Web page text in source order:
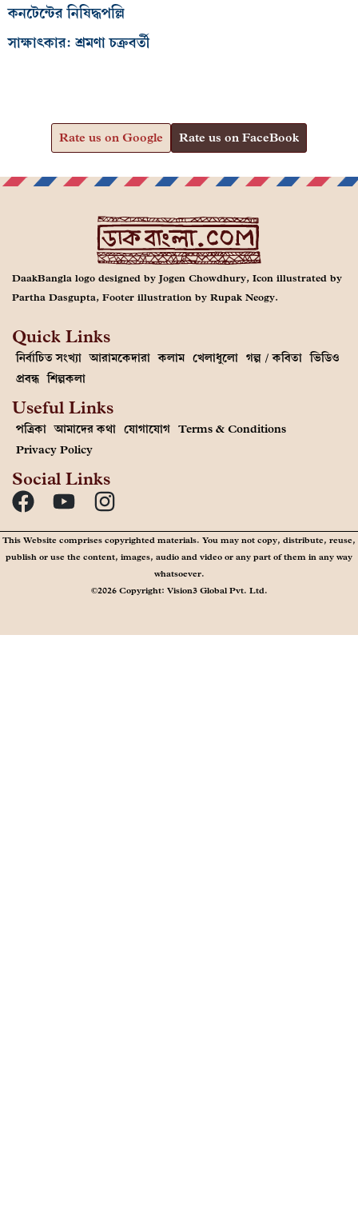
কনটেন্টের নিষিদ্ধপল্লি
সাক্ষাৎকার: শ্রমণা চক্রবর্তী
Rate us on Google Rate us on FaceBook
DaakBangla logo designed by Jogen Chowdhury, Icon illustrated by
Partha Dasgupta, Footer illustration by Rupak Neogy.
Quick Links
নির্বাচিত সংখ্যা আরামকেদারা কলাম খেলাধুলো গল্প / কবিতা ভিডিও
প্রবন্ধ শিল্পকলা
Useful Links
পত্রিকা আমাদের কথা যোগাযোগ Terms & Conditions
Privacy Policy
Social Links
This Website comprises copyrighted materials. You may not copy, distribute, reuse,
publish or use the content, images, audio and video or any part of them in any way
whatsoever.
©2026 Copyright: Vision3 Global Pvt. Ltd.